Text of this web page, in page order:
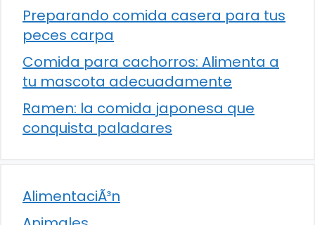
Preparando comida casera para tus
peces carpa
Comida para cachorros: Alimenta a
tu mascota adecuadamente
Ramen: la comida japonesa que
conquista paladares
AlimentaciÃ³n